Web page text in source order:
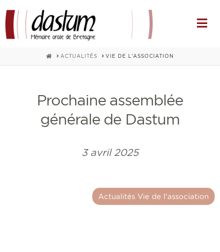
HOME
ACTUALITÉS VIE DE L'ASSOCIATION
Prochaine assemblée
générale de Dastum
3 avril 2025
Actualités Vie de l'association